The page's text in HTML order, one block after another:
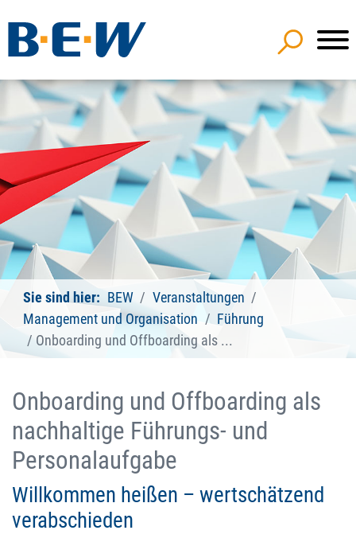
Sie sind hier: BEW
Veranstaltungen
Management und Organisation
Führung
Onboarding und Offboarding als ...
Onboarding und Offboarding als
nachhaltige Führungs- und
Personalaufgabe
Willkommen heißen – wertschätzend
verabschieden